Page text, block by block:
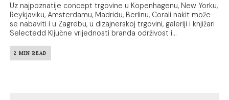
Uz najpoznatije concept trgovine u Kopenhagenu, New Yorku,
Reykjaviku, Amsterdamu, Madridu, Berlinu, Corali nakit može
se nabaviti i u Zagrebu, u dizajnerskoj trgovini, galeriji i knjižari
Selectedd Ključne vrijednosti branda održivost i...
2 MIN READ